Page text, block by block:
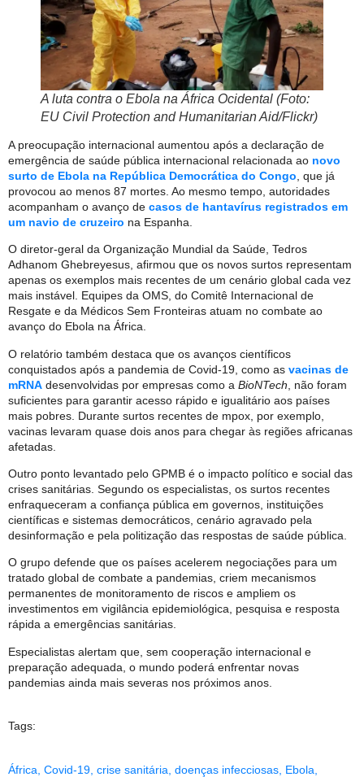
A luta contra o Ebola na África Ocidental (Foto:
EU Civil Protection and Humanitarian Aid/Flickr)
A preocupação internacional aumentou após a declaração de
emergência de saúde pública internacional relacionada ao novo
surto de Ebola na República Democrática do Congo , que já
provocou ao menos 87 mortes. Ao mesmo tempo, autoridades
acompanham o avanço de casos de hantavírus registrados em
um navio de cruzeiro na Espanha.
O diretor-geral da Organização Mundial da Saúde, Tedros
Adhanom Ghebreyesus, afirmou que os novos surtos representam
apenas os exemplos mais recentes de um cenário global cada vez
mais instável. Equipes da OMS, do Comitê Internacional de
Resgate e da Médicos Sem Fronteiras atuam no combate ao
avanço do Ebola na África.
O relatório também destaca que os avanços científicos
conquistados após a pandemia de Covid-19, como as vacinas de
mRNA desenvolvidas por empresas como a BioNTech , não foram
suficientes para garantir acesso rápido e igualitário aos países
mais pobres. Durante surtos recentes de mpox, por exemplo,
vacinas levaram quase dois anos para chegar às regiões africanas
afetadas.
Outro ponto levantado pelo GPMB é o impacto político e social das
crises sanitárias. Segundo os especialistas, os surtos recentes
enfraqueceram a confiança pública em governos, instituições
científicas e sistemas democráticos, cenário agravado pela
desinformação e pela politização das respostas de saúde pública.
O grupo defende que os países acelerem negociações para um
tratado global de combate a pandemias, criem mecanismos
permanentes de monitoramento de riscos e ampliem os
investimentos em vigilância epidemiológica, pesquisa e resposta
rápida a emergências sanitárias.
Especialistas alertam que, sem cooperação internacional e
preparação adequada, o mundo poderá enfrentar novas
pandemias ainda mais severas nos próximos anos.
Tags:
África Covid-19 crise sanitária doenças infecciosas Ebola